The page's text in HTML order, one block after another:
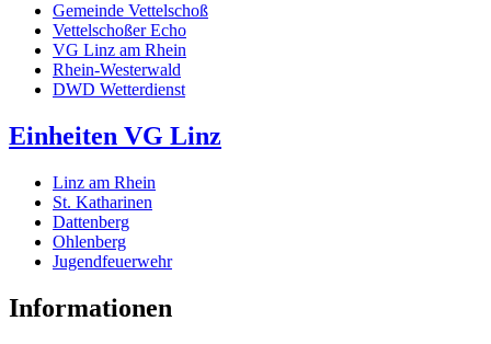
Gemeinde Vettelschoß
Vettelschoßer Echo
VG Linz am Rhein
Rhein-Westerwald
DWD Wetterdienst
Einheiten VG Linz
Linz am Rhein
St. Katharinen
Dattenberg
Ohlenberg
Jugendfeuerwehr
Informationen